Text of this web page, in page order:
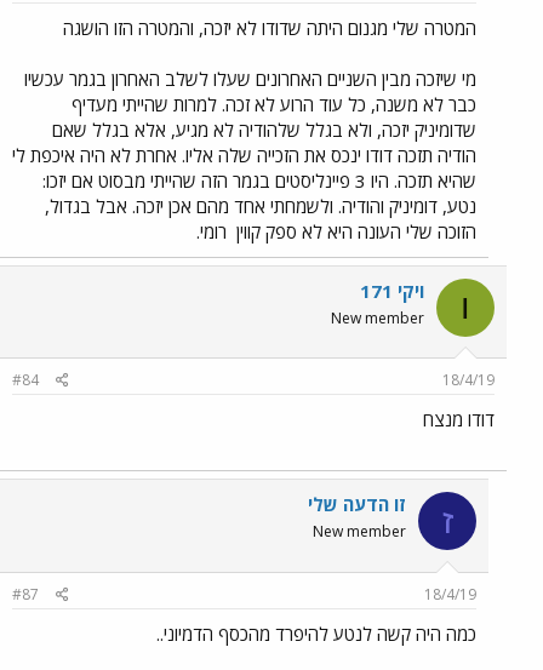
המטרה שלי מגנום היתה שדודו לא יזכה, והמטרה הזו הושגה
מי שיזכה מבין השניים האחרונים שעלו לשלב האחרון בגמר עכשיו
כבר לא משנה, כל עוד הרוע לא זכה. למרות שהייתי מעדיף
שדומיניק יזכה, ולא בגלל שלהודיה לא מגיע, אלא בגלל שאם
הודיה תזכה דודו ינכס את הזכייה שלה אליו. אחרת לא היה איכפת לי
שהיא תזכה. היו 3 פיינליסטים בגמר הזה שהייתי מבסוט אם יזכו:
נטע, דומיניק והודיה. ולשמחתי אחד מהם אכן יזכה. אבל בגדול,
הזוכה שלי העונה היא לא ספק קווין רומי.
ו ויקי 171
New member
18/4/19
#84
דודו מנצח
ז זו הדעה שלי
New member
18/4/19
#87
כמה היה קשה לנטע להיפרד מהכסף הדמיוני..